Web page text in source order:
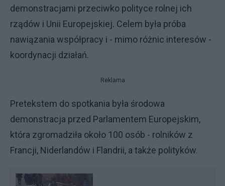
demonstracjami przeciwko polityce rolnej ich
rządów i Unii Europejskiej. Celem była próba
nawiązania współpracy i - mimo różnic interesów -
koordynacji działań.
Reklama
Pretekstem do spotkania była środowa
demonstracja przed Parlamentem Europejskim,
która zgromadziła około 100 osób - rolników z
Francji, Niderlandów i Flandrii, a także polityków.